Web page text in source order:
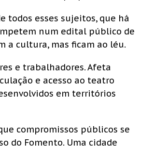
todos esses sujeitos, que há
num edital público de
a cultura, mas ficam ao léu.
e trabalhadores. Afeta
e acesso ao teatro
em territórios
compromissos públicos se
do Fomento. Uma cidade